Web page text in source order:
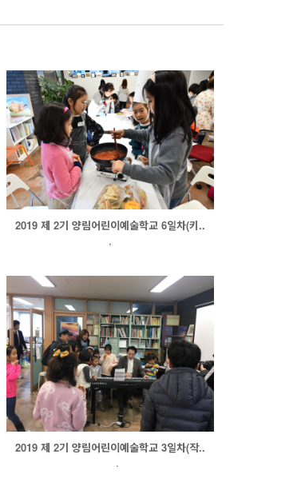
2019 제 2기 양림어린이예술학교 6일차(키..
,
2019 제 2기 양림어린이예술학교 3일차(작..
.